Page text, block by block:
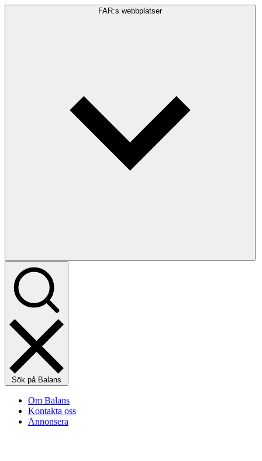
FAR:s webbplatser
Sök på Balans
Om Balans
Kontakta oss
Annonsera